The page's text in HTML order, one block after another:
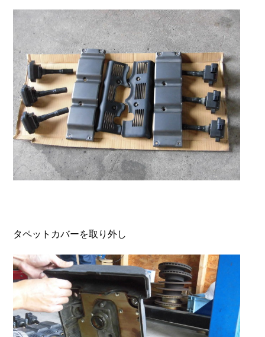
タペットカバーを取り外し